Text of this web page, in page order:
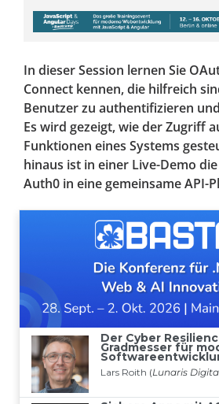
In dieser Session lernen Sie
Connect kennen, die hilfreich
Benutzer zu authentifizieren
Es wird gezeigt, wie der Zugriff
Funktionen eines Systems
hinaus ist in einer Live-Demo
Auth0 in eine gemeinsame API-